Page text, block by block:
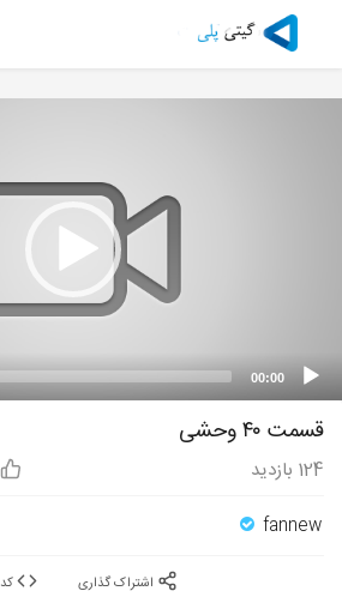
00:00
قسمت ۴۰ وحشی
124 بازدید
fannew